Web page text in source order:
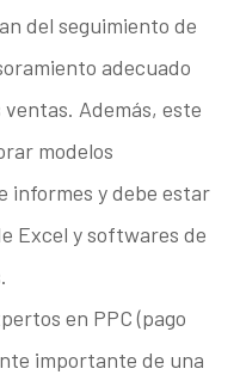
del seguimiento de
adecuado
Además, este
modelos
informes y debe estar
Excel y softwares de
en PPC (pago
importante de una